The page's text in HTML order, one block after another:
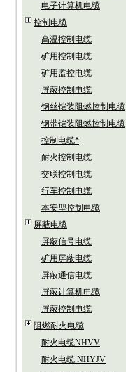
电子计算机电缆
控制电缆
高温控制电缆
矿用控制电缆
矿用监控电缆
屏蔽控制电缆
钢丝铠装阻燃控制电缆
钢带铠装阻燃控制电缆
控制电缆*
耐火控制电缆
交联控制电缆
行车控制电缆
本安型控制电缆
屏蔽电缆
屏蔽信号电缆
矿用屏蔽电缆
屏蔽通信电缆
屏蔽计算机电缆
屏蔽控制电缆
阻燃耐火电缆
耐火电缆NHVV
耐火电缆 NHYJV